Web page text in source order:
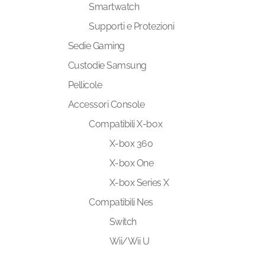
Smartwatch
Supporti e Protezioni
Sedie Gaming
Custodie Samsung
Pellicole
Accessori Console
Compatibili X-box
X-box 360
X-box One
X-box Series X
Compatibili Nes
Switch
Wii/Wii U